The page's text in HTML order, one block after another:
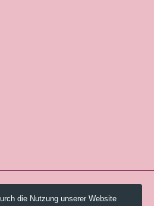
Zürich.
die Nutzung unserer Website